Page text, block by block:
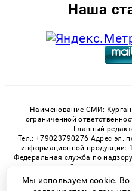
Наша
Наименование СМИ:
ограниченной
Главный
Тел.: +79023790276 Адрес эл.
информационной продукции:
Федеральная служба по
технологий и массовых
Регистрационный номер СМИ
Мы используем cookie.